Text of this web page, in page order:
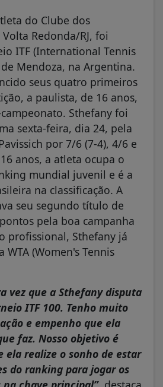
do Clube dos
Redonda/RJ, foi
ITF (International Tennis
Mendoza, na Argentina.
seus quatro primeiros
a paulista, de 16 anos,
Sthefany foi
sexta-feira, dia 24, pela
por 7/6 (7-4), 4/6 e
anos, a atleta ocupa o
mundial juvenil e é a
na classificação. A
seu segundo título de
pela boa campanha
profissional, Sthefany já
(Women's Tennis
vez que a Sthefany disputa
ITF 100. Tenho muito
e empenho que ela
faz. Nosso objetivo é
ela realize o sonho de estar
do ranking para jogar os
chave principal”, destaca